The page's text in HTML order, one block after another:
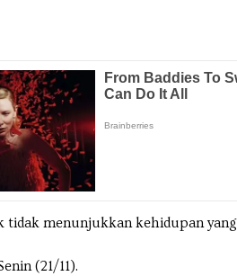
menunjukkan kehidupan
(21/11).